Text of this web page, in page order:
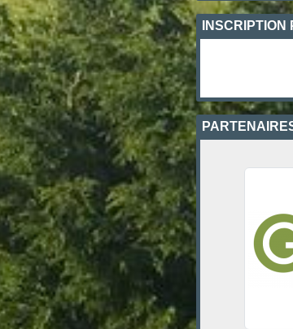
INSCRIPTION